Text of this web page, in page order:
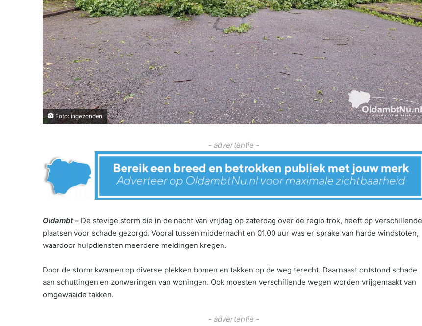
Foto: ingezonden
- advertentie -
Oldambt – De stevige storm die in de nacht van vrijdag op zaterdag over de regio trok, heeft op verschillende
plaatsen voor schade gezorgd. Vooral tussen middernacht en 01.00 uur was er sprake van harde windstoten,
waardoor hulpdiensten meerdere meldingen kregen.
Door de storm kwamen op diverse plekken bomen en takken op de weg terecht. Daarnaast ontstond schade
aan schuttingen en zonweringen van woningen. Ook moesten verschillende wegen worden vrijgemaakt van
omgewaaide takken.
- advertentie -